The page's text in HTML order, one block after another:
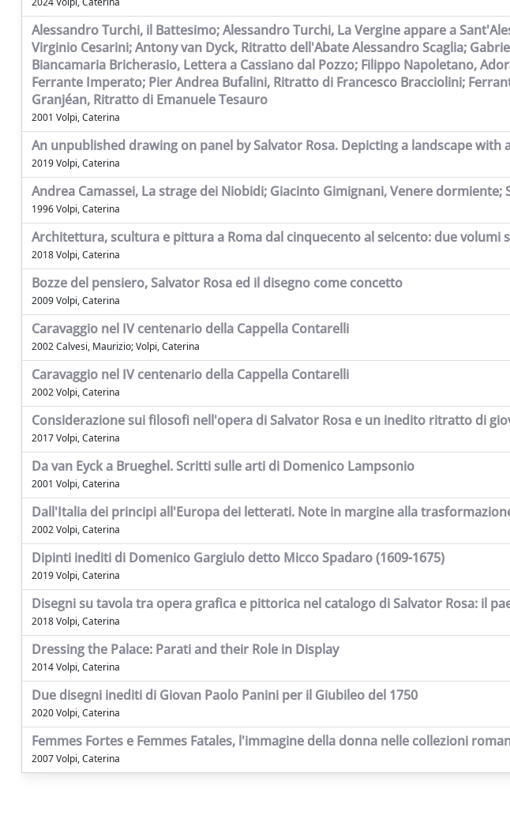
Alessandro Turchi, il Battesimo; Alessandro Turchi, La Vergine appare a
Virginio Cesarini; Antony van Dyck, Ritratto dell'Abate Alessandro Scaglia;
Biancamaria Bricherasio, Lettera a Cassiano dal Pozzo; Filippo Napoletano,
Ferrante Imperato; Pier Andrea Bufalini, Ritratto di Francesco Bracciolini;
Granjéan, Ritratto di Emanuele Tesauro
2001 Volpi, Caterina
An unpublished drawing on panel by Salvator Rosa. Depicting a landscape
2019 Volpi, Caterina
Andrea Camassei, La strage dei Niobidi; Giacinto Gimignani, Venere
1996 Volpi, Caterina
Architettura, scultura e pittura a Roma dal cinquecento al seicento: due
2018 Volpi, Caterina
Bozze del pensiero, Salvator Rosa ed il disegno come concetto
2009 Volpi, Caterina
Caravaggio nel IV centenario della Cappella Contarelli
2002 Calvesi, Maurizio; Volpi, Caterina
Caravaggio nel IV centenario della Cappella Contarelli
2002 Volpi, Caterina
Considerazione sui filosofi nell'opera di Salvator Rosa e un inedito ritratto di
2017 Volpi, Caterina
Da van Eyck a Brueghel. Scritti sulle arti di Domenico Lampsonio
2001 Volpi, Caterina
Dall'Italia dei principi all'Europa dei letterati. Note in margine alla
2002 Volpi, Caterina
Dipinti inediti di Domenico Gargiulo detto Micco Spadaro (1609-1675)
2019 Volpi, Caterina
Disegni su tavola tra opera grafica e pittorica nel catalogo di Salvator Rosa: il
2018 Volpi, Caterina
Dressing the Palace: Parati and their Role in Display
2014 Volpi, Caterina
Due disegni inediti di Giovan Paolo Panini per il Giubileo del 1750
2020 Volpi, Caterina
Femmes Fortes e Femmes Fatales, l'immagine della donna nelle collezioni
2007 Volpi, Caterina